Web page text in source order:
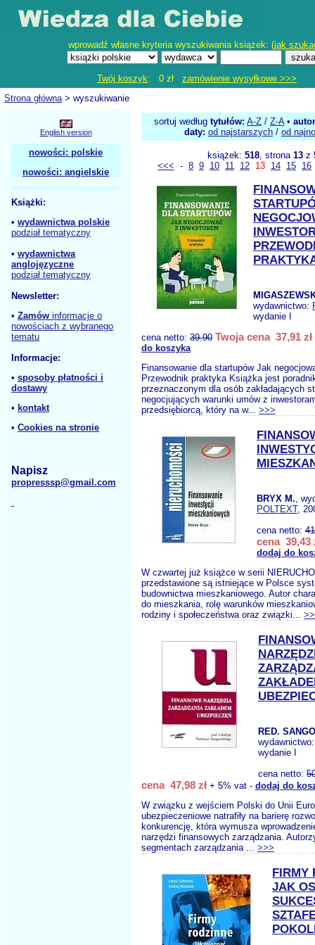
wprowadź własne kryteria wyszukiwania książek: (jak
Twój koszyk: 0 zł zamówienie wysyłkowe >>>
Strona główna> wyszukiwanie
English version
nowości: polskie
nowości: angielskie
Książki:
• wydawnictwa polskie
podział tematyczny
• wydawnictwa
anglojęzyczne
podział tematyczny
Newsletter:
• Zamów informacje o
nowościach z wybranego
tematu
Informacje:
• sposoby płatności i
dostawy
• kontakt
• Cookies na stronie
Napisz
propresssp@gmail.com
sortuj według tytułów: A-Z / Z-A•
daty: od najstarszych / od
książek: 518, strona 13 z
<<< - 8 9 10 11 12 13 14 15 16
wydawnictwo:
wydanie I
cena netto: 39.90 Twoja cena 37,91 zł
do koszyka
Finansowanie dla startupów Jak
Przewodnik praktyka Książka jest
przeznaczonym dla osób zakładających
negocjujących warunki umów z
przedsiębiorcą, który na w... >>>
BRYX M.,
POLTEXT,
cena netto:
cena 39,43
dodaj do
W czwartej już książce w serii
przedstawione są istniejące w Polsce
budownictwa mieszkaniowego. Autor
do mieszkania, rolę warunków
rodziny i społeczeństwa oraz związki...
RED.
wydanie I
cena netto:
cena 47,98 zł + 5% vat - dodaj do
W związku z wejściem Polski do Unii
ubezpieczeniowe natrafiły na barierę
konkurencję, która wymusza
narzędzi finansowych zarządzania.
segmentach zarządzania ... >>>
FIRMY
JAK